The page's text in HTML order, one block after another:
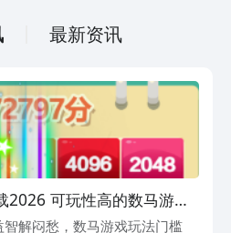
主要乐趣吧。
最新资讯
2026 可玩性高的数马游戏
解闷愁，数马游戏玩法门槛